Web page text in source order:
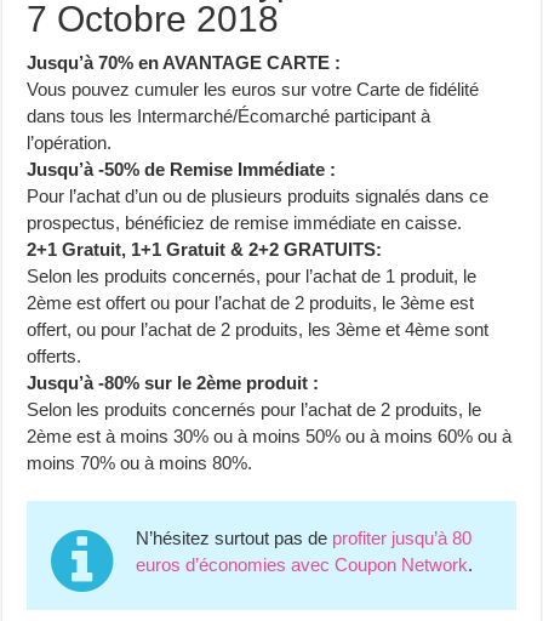
7 Octobre 2018
Jusqu’à 70% en AVANTAGE CARTE :
Vous pouvez cumuler les euros sur votre Carte de fidélité
dans tous les Intermarché/Écomarché participant à
l’opération.
Jusqu’à -50% de Remise Immédiate :
Pour l’achat d’un ou de plusieurs produits signalés dans ce
prospectus, bénéficiez de remise immédiate en caisse.
2+1 Gratuit, 1+1 Gratuit & 2+2 GRATUITS:
Selon les produits concernés, pour l’achat de 1 produit, le
2ème est offert ou pour l’achat de 2 produits, le 3ème est
offert, ou pour l’achat de 2 produits, les 3ème et 4ème sont
offerts.
Jusqu’à -80% sur le 2ème produit :
Selon les produits concernés pour l’achat de 2 produits, le
2ème est à moins 30% ou à moins 50% ou à moins 60% ou à
moins 70% ou à moins 80%.
N’hésitez surtout pas de profiter jusqu’à 80
euros d’économies avec Coupon Network.